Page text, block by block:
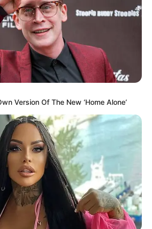
Version Of The New ‘Home Alone’